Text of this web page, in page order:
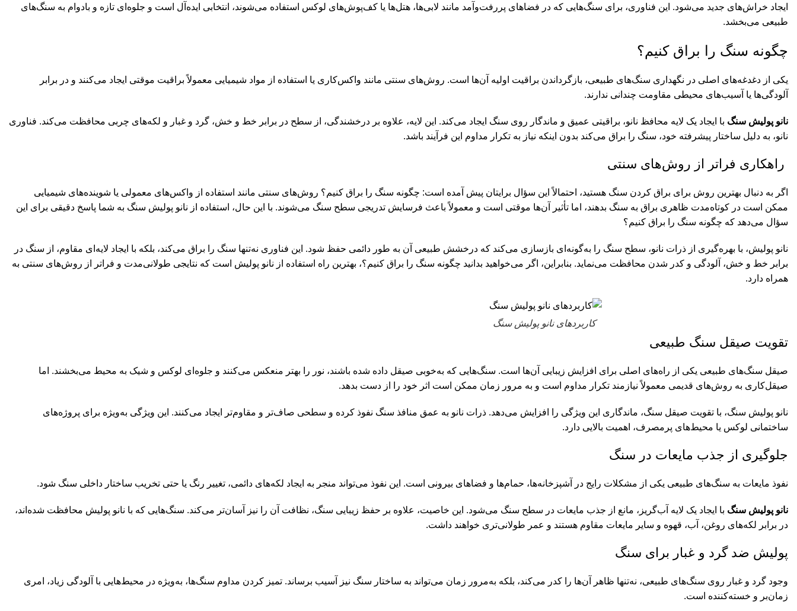
ایجاد خراش‌های جدید می‌شود. این فناوری، برای سنگ‌هایی که در فضاهای پررفت‌وآمد مانند لابی‌ها، هتل‌ها یا کف‌پوش‌های لوکس استفاده می‌شوند، انتخابی ایده‌آل است و جلوه‌ای تازه و بادوام به سنگ‌های
طبیعی می‌بخشد.
چگونه سنگ را براق کنیم؟
یکی از دغدغه‌های اصلی در نگهداری سنگ‌های طبیعی، بازگرداندن براقیت اولیه آن‌ها است. روش‌های سنتی مانند واکس‌کاری یا استفاده از مواد شیمیایی معمولاً براقیت موقتی ایجاد می‌کنند و در برابر
آلودگی‌ها یا آسیب‌های محیطی مقاومت چندانی ندارند.
نانو پولیش سنگ با ایجاد یک لایه محافظ نانو، براقیتی عمیق و ماندگار روی سنگ ایجاد می‌کند. این لایه، علاوه بر درخشندگی، از سطح در برابر خط و خش، گرد و غبار و لکه‌های چربی محافظت می‌کند. فناوری
نانو، به دلیل ساختار پیشرفته خود، سنگ را براق می‌کند بدون اینکه نیاز به تکرار مداوم این فرآیند باشد.
راهکاری فراتر از روش‌های سنتی
اگر به دنبال بهترین روش برای براق کردن سنگ هستید، احتمالاً این سؤال برایتان پیش آمده است: چگونه سنگ را براق کنیم؟ روش‌های سنتی مانند استفاده از واکس‌های معمولی یا شوینده‌های شیمیایی
ممکن است در کوتاه‌مدت ظاهری براق به سنگ بدهند، اما تأثیر آن‌ها موقتی است و معمولاً باعث فرسایش تدریجی سطح سنگ می‌شوند. با این حال، استفاده از نانو پولیش سنگ به شما پاسخ دقیقی برای این
سؤال می‌دهد که چگونه سنگ را براق کنیم؟
نانو پولیش، با بهره‌گیری از ذرات نانو، سطح سنگ را به‌گونه‌ای بازسازی می‌کند که درخشش طبیعی آن به طور دائمی حفظ شود. این فناوری نه‌تنها سنگ را براق می‌کند، بلکه با ایجاد لایه‌ای مقاوم، از سنگ در
برابر خط و خش، آلودگی و کدر شدن محافظت می‌نماید. بنابراین، اگر می‌خواهید بدانید چگونه سنگ را براق کنیم؟، بهترین راه استفاده از نانو پولیش است که نتایجی طولانی‌مدت و فراتر از روش‌های سنتی به
همراه دارد.
کاربردهای نانو پولیش سنگ
تقویت صیقل سنگ طبیعی
صیقل سنگ‌های طبیعی یکی از راه‌های اصلی برای افزایش زیبایی آن‌ها است. سنگ‌هایی که به‌خوبی صیقل داده شده باشند، نور را بهتر منعکس می‌کنند و جلوه‌ای لوکس و شیک به محیط می‌بخشند. اما
صیقل‌کاری به روش‌های قدیمی معمولاً نیازمند تکرار مداوم است و به مرور زمان ممکن است اثر خود را از دست بدهد.
نانو پولیش سنگ، با تقویت صیقل سنگ، ماندگاری این ویژگی را افزایش می‌دهد. ذرات نانو به عمق منافذ سنگ نفوذ کرده و سطحی صاف‌تر و مقاوم‌تر ایجاد می‌کنند. این ویژگی به‌ویژه برای پروژه‌های
ساختمانی لوکس یا محیط‌های پرمصرف، اهمیت بالایی دارد.
جلوگیری از جذب مایعات در سنگ
نفوذ مایعات به سنگ‌های طبیعی یکی از مشکلات رایج در آشپزخانه‌ها، حمام‌ها و فضاهای بیرونی است. این نفوذ می‌تواند منجر به ایجاد لکه‌های دائمی، تغییر رنگ یا حتی تخریب ساختار داخلی سنگ شود.
نانو پولیش سنگ با ایجاد یک لایه آب‌گریز، مانع از جذب مایعات در سطح سنگ می‌شود. این خاصیت، علاوه بر حفظ زیبایی سنگ، نظافت آن را نیز آسان‌تر می‌کند. سنگ‌هایی که با نانو پولیش محافظت شده‌اند،
در برابر لکه‌های روغن، آب، قهوه و سایر مایعات مقاوم هستند و عمر طولانی‌تری خواهند داشت.
پولیش ضد گرد و غبار برای سنگ
وجود گرد و غبار روی سنگ‌های طبیعی، نه‌تنها ظاهر آن‌ها را کدر می‌کند، بلکه به‌مرور زمان می‌تواند به ساختار سنگ نیز آسیب برساند. تمیز کردن مداوم سنگ‌ها، به‌ویژه در محیط‌هایی با آلودگی زیاد، امری
زمان‌بر و خسته‌کننده است.